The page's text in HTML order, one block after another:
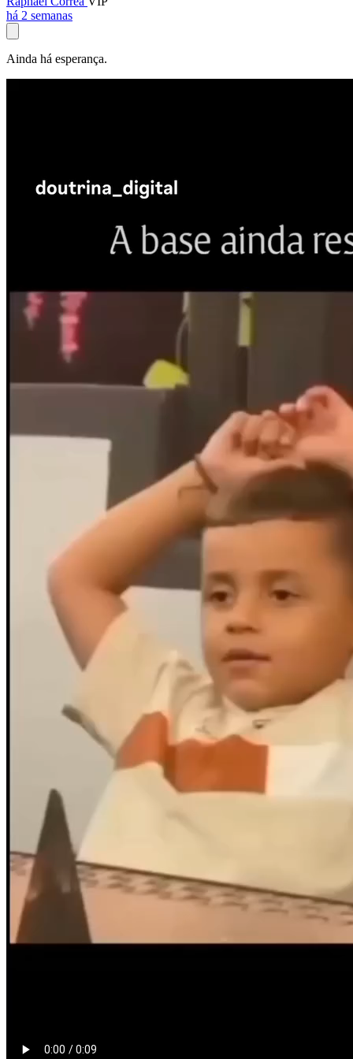
há 2 semanas
Ainda há esperança.